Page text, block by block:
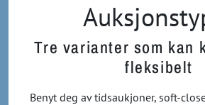
Tre varianter som kan
fleksibelt
Benyt deg av tidsaukjoner, soft-